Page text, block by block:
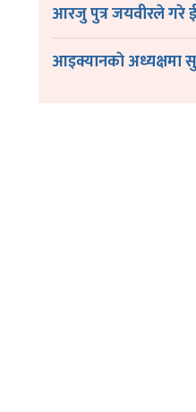
आरजु पुत्र जयवीरले गरे
आइक्यानकाे अध्यक्षमा